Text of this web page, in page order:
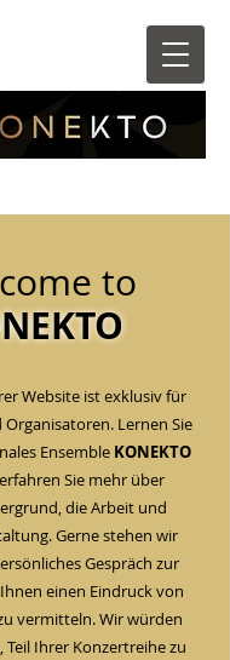
to
Website ist exklusiv für
Lernen Sie
Ensemble KONEKTO
Sie mehr über
die Arbeit und
Gerne stehen wir
Gespräch zur
einen Eindruck von
vermitteln. Wir würden
Teil Ihrer Konzertreihe zu